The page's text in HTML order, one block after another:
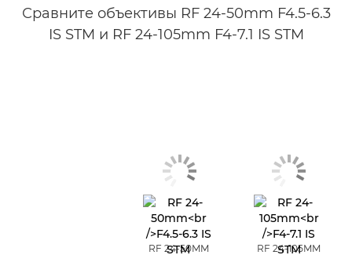
Сравните объективы RF 24-50mm F4.5-6.3
IS STM и RF 24-105mm F4-7.1 IS STM
RF 24-50MM
RF 24-105MM